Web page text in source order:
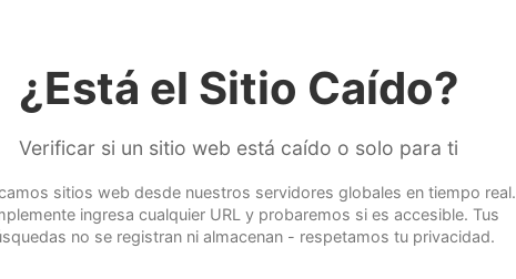
¿Está el Sitio Caído?
Verificar si un sitio web está caído o solo para ti
sitios web desde nuestros servidores globales en tiempo real.
ingresa cualquier URL y probaremos si es accesible. Tus
no se registran ni almacenan - respetamos tu privacidad.